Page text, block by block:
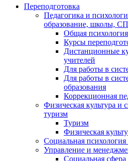
Переподготовка
Педагогика и
образование, школы,
Общая
Курсы
Дистанционные
учителей
Для работы в
Для работы в
образования
Коррекционная
Физическая культура и
туризм
Туризм
Физическая
Социальная психология
Управление и
Социальная сфера